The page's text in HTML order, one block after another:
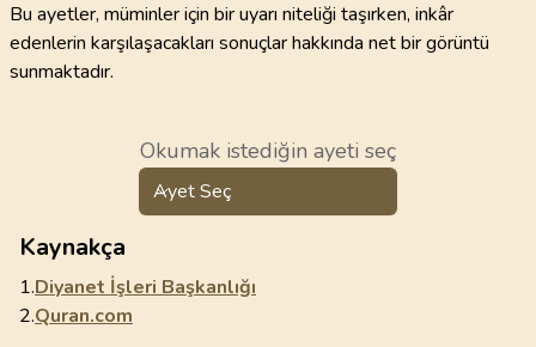
Bu ayetler, müminler için bir uyarı niteliği taşırken, inkâr
edenlerin karşılaşacakları sonuçlar hakkında net bir görüntü
sunmaktadır.
Okumak istediğin ayeti seç
Ayet Seç
Kaynakça
1.Diyanet İşleri Başkanlığı
2.Quran.com